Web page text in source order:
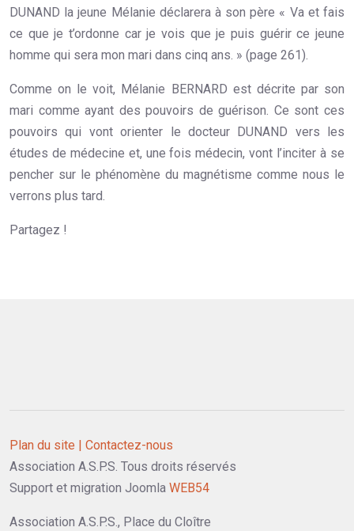
DUNAND la jeune Mélanie déclarera à son père « Va et fais
ce que je t’ordonne car je vois que je puis guérir ce jeune
homme qui sera mon mari dans cinq ans. » (page 261).
Comme on le voit, Mélanie BERNARD est décrite par son
mari comme ayant des pouvoirs de guérison. Ce sont ces
pouvoirs qui vont orienter le docteur DUNAND vers les
études de médecine et, une fois médecin, vont l’inciter à se
pencher sur le phénomène du magnétisme comme nous le
verrons plus tard.
Partagez !
Plan du site | Contactez-nous
Association A.S.P.S. Tous droits réservés
Support et migration Joomla WEB54
Association A.S.P.S., Place du Cloître